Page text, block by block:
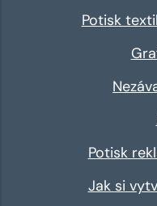
Potisk
Potisk
Jak si